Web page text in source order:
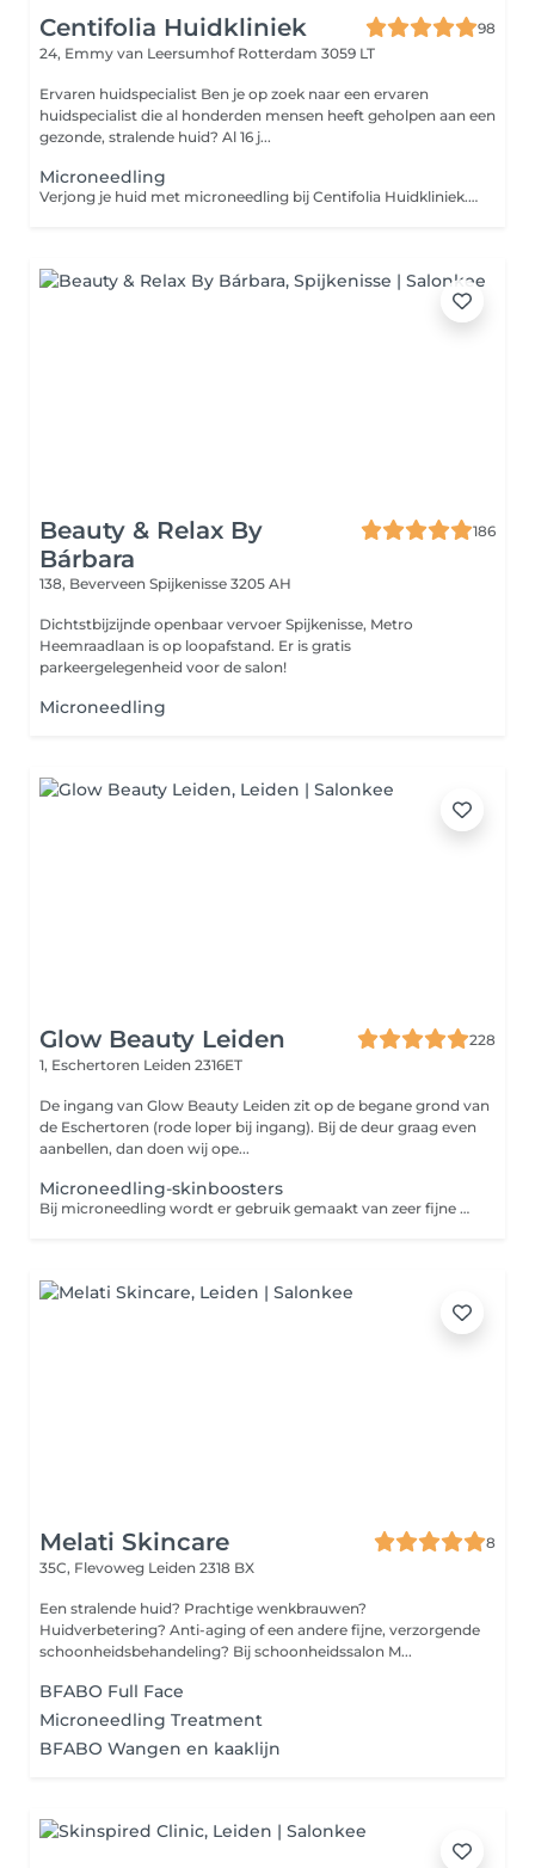
Centifolia Huidkliniek
98
24, Emmy van Leersumhof Rotterdam 3059 LT
Ervaren huidspecialist Ben je op zoek naar een ervaren
huidspecialist die al honderden mensen heeft geholpen aan een
gezonde, stralende huid? Al 16 j...
Microneedling
Verjong je huid met microneedling bij Centifolia Huidkliniek. Verminder rimpels, littekens en poriën en ervaar een egalere huid, met een minimale hersteltijd. Heb jij last van een doffe teint, fijne lijntjes, littekens of een onregelmatige huidstructuur? Dan kan microneedling een oplossing zijn. Microneedling is een effectieve huidverbeterende behandeling waarbij met een gecontroleerd apparaat op hoge snelheid met minuscule naaldjes kleine kanaaltjes in de huid worden gemaakt. Hierdoor treedt celvernieuwing op en wordt de huid gestimuleerd om collageen en elastine aan te maken. Het resultaat: een stevigere, gladdere en egalere huid. Onze microneedling behandeling begint altijd met een grondige huidanalyse door onze ervaren specialist. Zo bepalen we precies wat jouw huid nodig heeft. Tijdens de behandeling wordt de huid eerst gereinigd, oneffenheden worden verwijderd, de huid wordt gedesinfecteerd. Daarna maken we gecontroleerde microperforaties in de huid. We verdelen de huid in zones en passen de naalddiepte per gebied aan. Dit gebeurt met horizontale, verticale en diagonale bewegingen, waardoor de huid overal gelijkmatig behandeld wordt. Vaak voelt dit als een licht prikkelend of schurend gevoel, maar verdoving is meestal niet nodig. Het serum en de tussenstof wordt na het microneedling ingemasseerd om de doorbloeding nog beter te stimuleren. Als laatste ga je onder ledlamp.
Beauty & Relax By
Bárbara
186
138, Beverveen Spijkenisse 3205 AH
Dichtstbijzijnde openbaar vervoer Spijkenisse, Metro
Heemraadlaan is op loopafstand. Er is gratis
parkeergelegenheid voor de salon!
Microneedling
Glow Beauty Leiden
228
1, Eschertoren Leiden 2316ET
De ingang van Glow Beauty Leiden zit op de begane grond van
de Eschertoren (rode loper bij ingang). Bij de deur graag even
aanbellen, dan doen wij ope...
Microneedling-skinboosters
Bij microneedling wordt er gebruik gemaakt van zeer fijne naaldjes die op hoog tempo vibreren in de huid. Zo maken de naaldjes kleine verticale geultjes in de huid waardoor de aanmaak van collageen en elastine wordt gestimuleerd. Dit levert een egalere en stevigere huid op. Ook worden acnelittekens en fijne lijntjes minder zichtbaar. Wij bieden verschillende boosts voor de huid. Geadviseerd wordt om de behandelingen in kuurverband te doen. Ongeveer 2-4x waarbij er steeds een pauze is van 4 weken. In kuurverband kan er een pakketprijs worden afgenomen. Informeer naar de mogelijkheden. Op basis van de huidconditie bekijken we welke ingredienten gebruikt gaan worden. Vit C-boost De vitamine C boost, oftewel de Glow facial is een zeer populaire behandeling omwille van zijn hoge dosering aan vitamine C. De behandeling bij uitstek om de huid te versterken tegen schadelijke invloeden van de zon Deze behandeling zijn twee effectieve methodes gecombineerd in 1 behandeling; microneedling en een hoog gedoseerde vitamine C peeling. Door deze combinatie is de intensiteit hoger. Er wordt een vitamine C peeling aangebracht die dankzij de microneedling nog beter wordt opgenomen door de huid. Beide technieken hebben als doel het vernieuwen van de huid voor een egale huid en het verminderen van fijne lijntjes, zonschade, grove poriën en rimpels. Direct na de behandeling vertoont de huid een zeer mooie Glow. Hyaluronboost Is de huid vermoeid, futloos en vertoont deze fijne lijntjes en droogte? Dan is de hyaluronboost zeer geschikt! De microneedling wordt gecombineerd met een ultrageconcentreerd serum met hyaluronzuur, een mooie werkzame stof die bewezen een boost geeft aan de stevigheid van de huid ( collageenaanmaak ), een mooie glans geeft en de hydratatie bevordert.
Melati Skincare
8
35C, Flevoweg Leiden 2318 BX
Een stralende huid? Prachtige wenkbrauwen?
Huidverbetering? Anti-aging of een andere fijne, verzorgende
schoonheidsbehandeling? Bij schoonheidssalon M...
BFABO Full Face
Microneedling Treatment
BFABO Wangen en kaaklijn